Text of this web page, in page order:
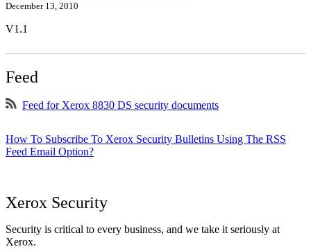
December 13, 2010
V1.1
Feed
Feed for Xerox 8830 DS security documents
How To Subscribe To Xerox Security Bulletins Using The RSS
Feed Email Option?
Xerox Security
Security is critical to every business, and we take it seriously at
Xerox.